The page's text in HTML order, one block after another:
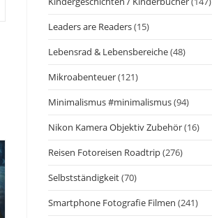
Leaders are Readers(15)
Lebensrad & Lebensbereiche(48)
Mikroabenteuer(121)
Minimalismus #minimalismus(94)
Nikon Kamera Objektiv Zubehör(16)
Reisen Fotoreisen Roadtrip(276)
Selbstständigkeit(70)
Smartphone Fotografie Filmen (241)